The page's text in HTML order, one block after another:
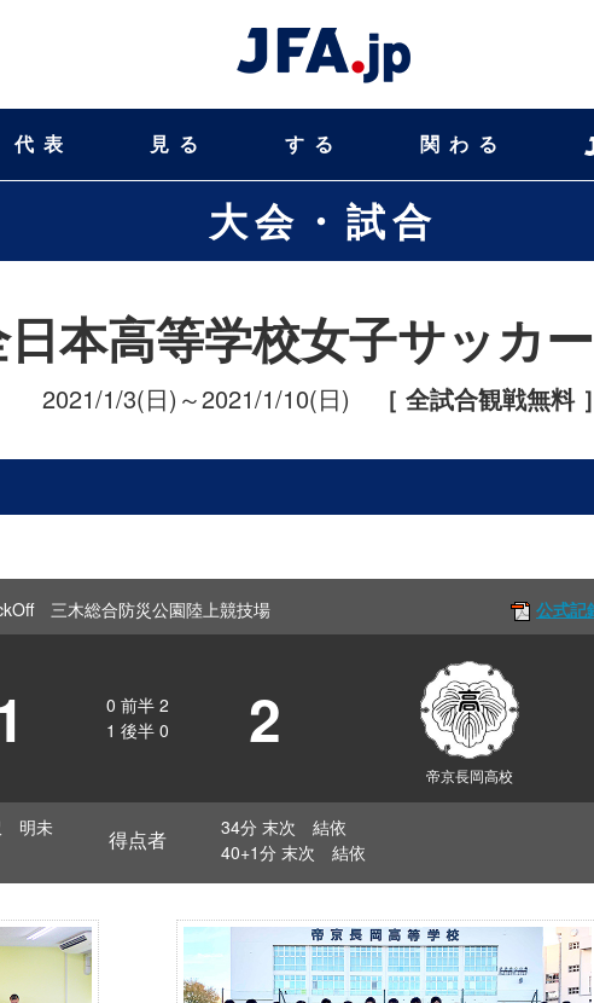
代表 見る する 関わる
大会・試合
本高等学校女子サッカ
2021/1/3(日)～2021/1/10(日) ［ 全試合観戦無料
三木総合防災公園陸上競技場 公式記
0 前半 2
1 後半 0 2
帝京長岡高校
明未 得点者
34分 末次 結依
40+1分 末次 結依